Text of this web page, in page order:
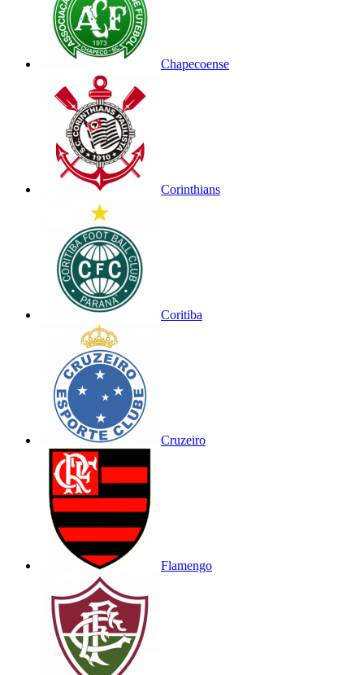
Chapecoense
Corinthians
Coritiba
Cruzeiro
Flamengo